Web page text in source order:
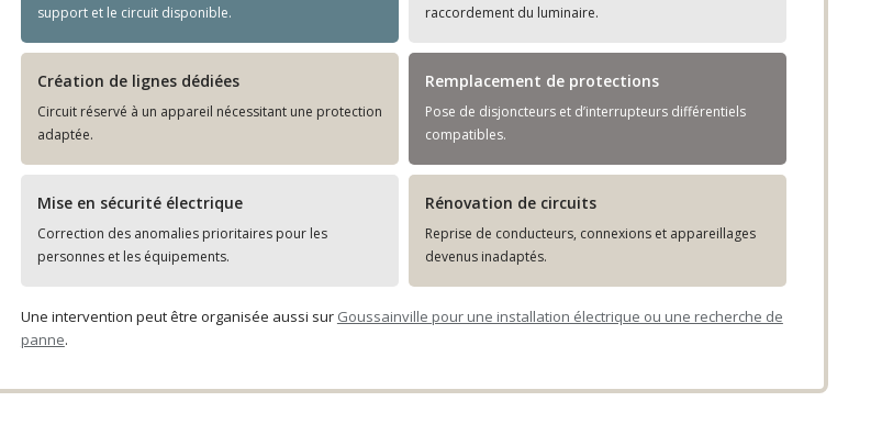
support et le circuit disponible.
raccordement du luminaire.
Création de lignes dédiées
Circuit réservé à un appareil nécessitant une protection
adaptée.
Remplacement de protections
Pose de disjoncteurs et d’interrupteurs différentiels
compatibles.
Mise en sécurité électrique
Correction des anomalies prioritaires pour les
personnes et les équipements.
Rénovation de circuits
Reprise de conducteurs, connexions et appareillages
devenus inadaptés.
Une intervention peut être organisée aussi sur Goussainville pour une installation électrique ou une recherche de
panne.